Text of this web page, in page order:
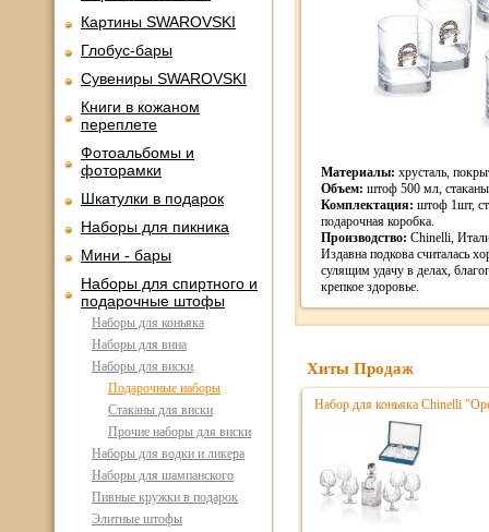
Картины SWAROVSKI
Глобус-бары
Сувениры SWAROVSKI
Книги в кожаном
переплете
Фотоальбомы и
фоторамки
Шкатулки в подарок
Наборы для пикника
Мини - бары
Наборы для спиртного и
подарочные штофы
Наборы для коньяка
Наборы для вина
Наборы для виски
Подарочные наборы
Стаканы для виски
Прочие наборы для виски
Наборы для водки и ликера
Наборы для шампанского
Пивные кружки в подарок
Элитные штофы
Материалы: хрусталь,
Объем: штоф 500 мл,
Комплектация: штоф 1шт,
подарочная коробка.
Производство: Chinelli,
Издавна подкова считалась
сулящим удачу в делах,
крепкое здоровье.
Хиты Продаж
Набор для коньяка Chinelli